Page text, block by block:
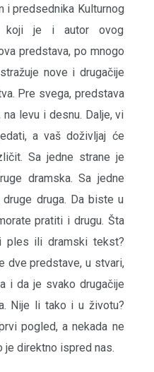
i predsednika Kulturnog
koji je i autor ovog
predstava, po mnogo
nove i drugačije
Pre svega, predstava
levu i desnu. Dalje, vi
a vaš doživljaj će
Sa jedne strane je
dramska. Sa jedne
druga. Da biste u
pratiti i drugu. Šta
ples ili dramski tekst?
dve predstave, u stvari,
i da je svako drugačije
Nije li tako i u životu?
pogled, a nekada ne
je direktno ispred nas.